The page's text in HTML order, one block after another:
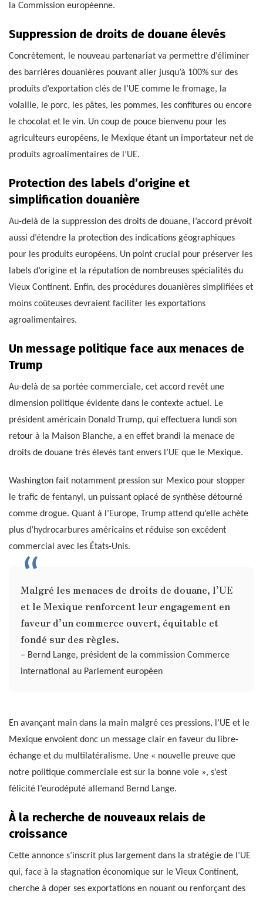
la Commission européenne.
Suppression de droits de douane élevés
Concrètement, le nouveau partenariat va permettre d’éliminer
des barrières douanières pouvant aller jusqu’à 100% sur des
produits d’exportation clés de l’UE comme le fromage, la
volaille, le porc, les pâtes, les pommes, les confitures ou encore
le chocolat et le vin. Un coup de pouce bienvenu pour les
agriculteurs européens, le Mexique étant un importateur net de
produits agroalimentaires de l’UE.
Protection des labels d’origine et
simplification douanière
Au-delà de la suppression des droits de douane, l’accord prévoit
aussi d’étendre la protection des indications géographiques
pour les produits européens. Un point crucial pour préserver les
labels d’origine et la réputation de nombreuses spécialités du
Vieux Continent. Enfin, des procédures douanières simplifiées et
moins coûteuses devraient faciliter les exportations
agroalimentaires.
Un message politique face aux menaces de
Trump
Au-delà de sa portée commerciale, cet accord revêt une
dimension politique évidente dans le contexte actuel. Le
président américain Donald Trump, qui effectuera lundi son
retour à la Maison Blanche, a en effet brandi la menace de
droits de douane très élevés tant envers l’UE que le Mexique.
Washington fait notamment pression sur Mexico pour stopper
le trafic de fentanyl, un puissant opiacé de synthèse détourné
comme drogue. Quant à l’Europe, Trump attend qu’elle achète
plus d’hydrocarbures américains et réduise son excédent
commercial avec les États-Unis.
Malgré les menaces de droits de douane, l’UE
et le Mexique renforcent leur engagement en
faveur d’un commerce ouvert, équitable et
fondé sur des règles.
– Bernd Lange, président de la commission Commerce
international au Parlement européen
En avançant main dans la main malgré ces pressions, l’UE et le
Mexique envoient donc un message clair en faveur du libre-
échange et du multilatéralisme. Une « nouvelle preuve que
notre politique commerciale est sur la bonne voie », s’est
félicité l’eurodéputé allemand Bernd Lange.
À la recherche de nouveaux relais de
croissance
Cette annonce s’inscrit plus largement dans la stratégie de l’UE
qui, face à la stagnation économique sur le Vieux Continent,
cherche à doper ses exportations en nouant ou renforçant des